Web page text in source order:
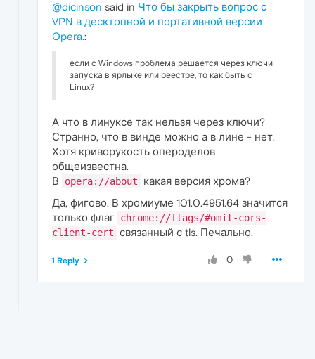
@dicinson said in Что бы закрыть вопрос с
VPN в десктопной и портативной версии
Opera.:
если с Windows проблема решается через ключи
запуска в ярлыке или реестре, то как быть с
Linux?
А что в линуксе так нельзя через ключи?
Странно, что в винде можно а в лине - нет.
Хотя криворукость опероделов
общеизвестна.
В
opera://about
какая версия хрома?
Да, фигово. В хромиуме 101.0.4951.64 значится
только флаг chrome://flags/#omit-cors-
client-cert связанный с tls. Печально.
0
1 Reply